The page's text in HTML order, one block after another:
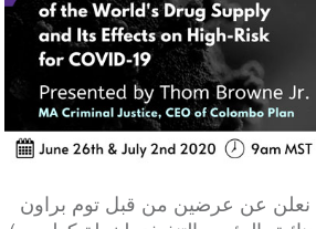
عن عرضين من قبل توم براون